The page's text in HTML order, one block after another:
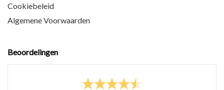
Cookiebeleid
Algemene Voorwaarden
Beoordelingen